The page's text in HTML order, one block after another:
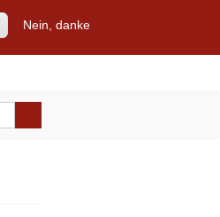
Nein, danke